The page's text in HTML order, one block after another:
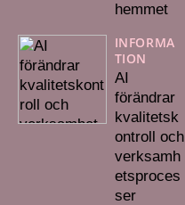
hemmet
INFORMA
TION
AI
förändrar
kvalitetsk
ontroll och
verksamh
etsproces
ser